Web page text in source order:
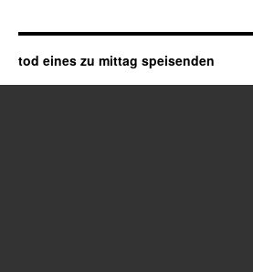
tod eines zu mittag speisenden